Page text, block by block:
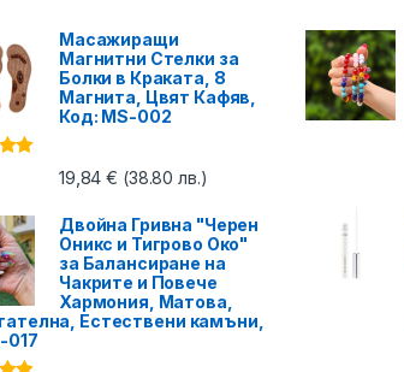
Масажиращи
Магнитни Стелки за
Болки в Краката, 8
Магнита, Цвят Кафяв,
Код: MS-002
19,84€ (38.80 лв.)
Двойна Гривна "Черен
Оникс и Тигрово Око"
за Балансиране на
Чакрите и Повече
Хармония, Матова,
Естествени камъни,
017